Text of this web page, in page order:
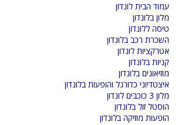
עמוד הבית לונדון
מלון בלונדון
טיסה ללונדון
השכרת רכב בלונדון
אטרקציות לונדון
קניות בלונדון
מוזיאונים בלונדון
איצטדיוני כדורגל והופעות בלונדון
מלון 3 כוכבים לונדון
הוסטל זול בלונדון
הופעות מוזיקה בלונדון